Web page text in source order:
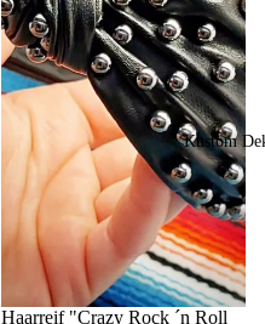
Kustom
Haarreif "Crazy Rock ´n Roll